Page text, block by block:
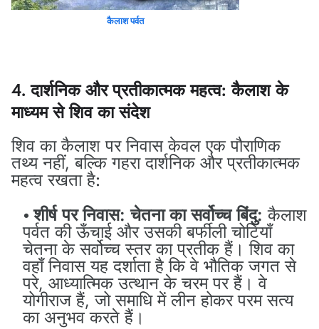
कैलाश पर्वत
4. दार्शनिक और प्रतीकात्मक महत्व: कैलाश के
माध्यम से शिव का संदेश
शिव का कैलाश पर निवास केवल एक पौराणिक
तथ्य नहीं, बल्कि गहरा दार्शनिक और प्रतीकात्मक
महत्व रखता है:
शीर्ष पर निवास: चेतना का सर्वोच्च बिंदु: कैलाश
पर्वत की ऊँचाई और उसकी बर्फीली चोटियाँ
चेतना के सर्वोच्च स्तर का प्रतीक हैं। शिव का
वहाँ निवास यह दर्शाता है कि वे भौतिक जगत से
परे, आध्यात्मिक उत्थान के चरम पर हैं। वे
योगीराज हैं, जो समाधि में लीन होकर परम सत्य
का अनुभव करते हैं।